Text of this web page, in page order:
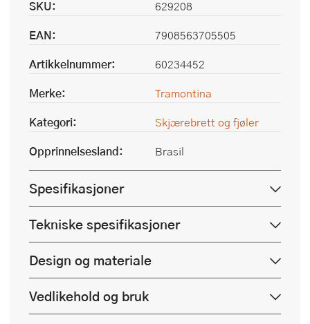
SKU:
629208
EAN:
7908563705505
Artikkelnummer:
60234452
Merke:
Tramontina
Kategori:
Skjærebrett og fjøler
Opprinnelsesland:
Brasil
Spesifikasjoner
Tekniske spesifikasjoner
Design og materiale
Vedlikehold og bruk